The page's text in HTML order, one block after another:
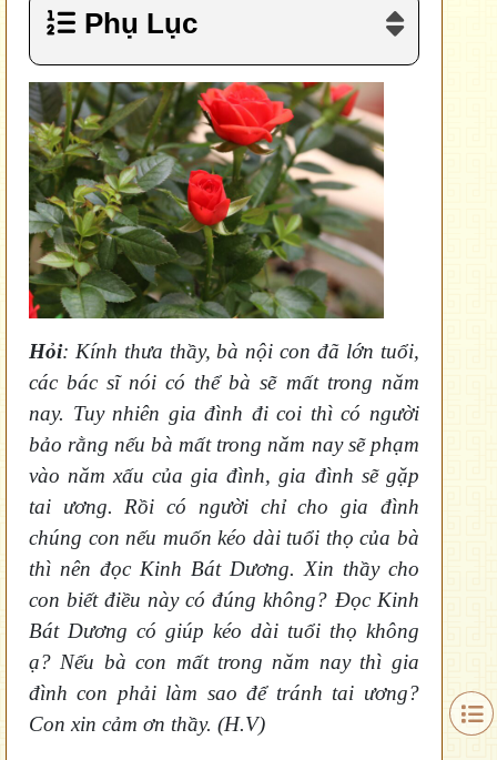
Phụ Lục
Hỏi: Kính thưa thầy, bà nội con đã lớn tuổi,
các bác sĩ nói có thể bà sẽ mất trong năm
nay. Tuy nhiên gia đình đi coi thì có người
bảo rằng nếu bà mất trong năm nay sẽ phạm
vào năm xấu của gia đình, gia đình sẽ gặp
tai ương. Rồi có người chỉ cho gia đình
chúng con nếu muốn kéo dài tuổi thọ của bà
thì nên đọc Kinh Bát Dương. Xin thầy cho
con biết điều này có đúng không? Đọc Kinh
Bát Dương có giúp kéo dài tuổi thọ không
ạ? Nếu bà con mất trong năm nay thì gia
đình con phải làm sao để tránh tai ương?
Con xin cảm ơn thầy. (H.V)